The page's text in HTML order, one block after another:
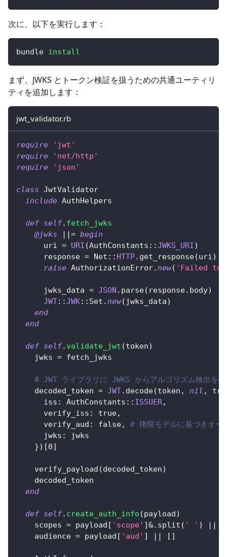
次に、以下を実行します：
bundle install
まず、JWKS とトークン検証を扱うための共通ユーティリ
ティを追加します：
jwt_validator.rb
require
'jwt'
require
'net/http'
require
'json'
class JwtValidator
include AuthHelpers
def self. fetch_jwks
@jwks
||= begin
      uri
= URI (AuthConstants ::JWKS_URI)
      response
= Net :: HTTP. get_response(uri )
raise AuthorizationError. new( 'Failed to
      jwks_data
= JSON . parse( response. body)
JWT::JWK:: Set . new( jwks_data)
end
end
def self. validate_jwt (token)
    jwks
= fetch_jwks
# JWT ライブラリに JWKS からアルゴリズム検出を
    decoded_token
= JWT. decode(token , nil ,
iss : AuthConstants :: ISSUER,
verify_iss : true,
verify_aud : false,
# 権限モデルに基づきオー
jwks :
jwks
}) [0]
    verify_payload
(decoded_token)
    decoded_token
end
def self. create_auth_info (payload)
    scopes
= payload [ 'scope' ]&. split ( ' ' ) ||
    audience
= payload [ 'aud' ] || [ ]